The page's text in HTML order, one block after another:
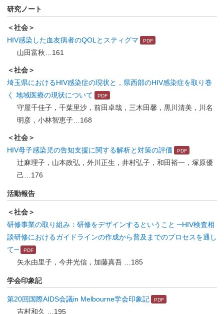
研究ノート
＜社会＞
HIV感染した血友病者のQOLとスティグマ
山田富秋…161
＜社会＞
埼玉県におけるHIV感染症の現状と，県西部のHIV感染症を取り巻
く 地域医療の現状について
守屋千佳子，千葉里沙，前田卓哉，三木田馨，黒川清美，川名
明彦，小林智恵子…168
＜社会＞
HIV母子感染児の告知支援に関する解析と対策の評価
辻麻理子，山本政弘，外川正生，井村弘子，和田裕一，塚原優
己…176
活動報告
＜社会＞
研修事業の取り組み：研修をデザインするということ ─HIV検査相
談研修におけるガイドラインの作成から普及までのプロセスを通し
て─
矢永由里子，今井光信，加藤真吾 …185
学会印象記
第20回国際AIDS会議in Melbourne学会印象記
吉村和久 …195